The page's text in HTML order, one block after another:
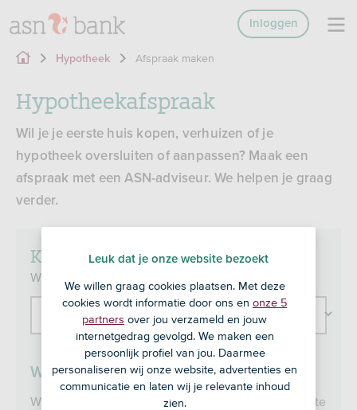
Inloggen
Hypotheek Afspraak maken
Hypotheekafspraak
Wil je je eerste huis kopen, verhuizen of je
hypotheek oversluiten of aanpassen? Maak een
afspraak met een ASN-adviseur. We helpen je graag
verder.
Kies je onderwerp
Wat wil je bespreken met een ASN-adviseur?
Maak een keuze
Wat zijn je contactgegevens?
We gebruiken je gegevens alleen om een afspraak te
Leuk dat je onze website bezoekt
We willen graag cookies plaatsen. Met deze
cookies wordt informatie door ons en onze 5
partners over jou verzameld en jouw
internetgedrag gevolgd. We maken een
persoonlijk profiel van jou. Daarmee
personaliseren wij onze website, advertenties en
communicatie en laten wij je relevante inhoud
zien.